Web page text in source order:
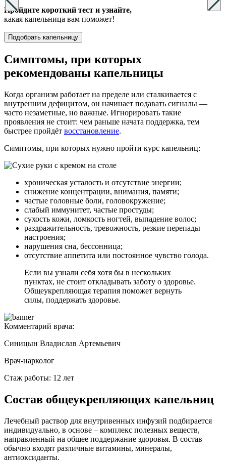
Пройдите короткий тест и узнайте,
какая капельница вам поможет!
Подобрать капельницу
Симптомы, при которых
рекомендованы капельницы
Когда организм работает на пределе или сталкивается с
внутренним дефицитом, он начинает подавать сигналы —
часто незаметные, но важные. Игнорировать такие
проявления не стоит: чем раньше начата поддержка, тем
быстрее пройдёт восстановление.
Симптомы, при которых нужно пройти курс капельниц:
хроническая усталость и отсутствие энергии;
снижение концентрации, внимания, памяти;
частые головные боли, головокружение;
слабый иммунитет, частые простуды;
сухость кожи, ломкость ногтей, выпадение волос;
раздражительность, тревожность, резкие перепады
настроения;
нарушения сна, бессонница;
отсутствие аппетита или постоянное чувство голода.
Если вы узнали себя хотя бы в нескольких
пунктах, не стоит откладывать заботу о здоровье.
Общеукрепляющая терапия поможет вернуть
силы, поддержать здоровье.
Комментарий врача:
Синицын Владислав Артемьевич
Врач-нарколог
Стаж работы: 12 лет
Состав общеукрепляющих капельниц
Лечебный раствор для внутривенных инфузий подбирается
индивидуально, в основе – комплекс полезных веществ,
направленный на общее поддержание здоровья. В состав
обычно входят различные витамины, минералы,
антиоксиданты.